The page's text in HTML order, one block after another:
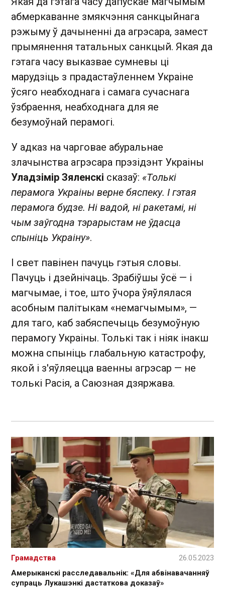
абмеркаванне змякчэння санкцыйнага
рэжыму ў дачыненні да агрэсара, замест
прымянення татальных санкцый. Якая да
гэтага часу выказвае сумневы ці
марудзіць з прадастаўленнем Украіне
ўсяго неабходнага і самага сучаснага
ўзбраення, неабходнага для яе
безумоўнай перамогі.
У адказ на чарговае абуральнае
злачынства агрэсара прэзідэнт Украіны
Уладзімір Зяленскі сказаў: «Толькі
перамога Украіны верне бяспеку. І гэтая
перамога будзе. Ні вадой, ні ракетамі, ні
чым заўгодна тэрарыстам не ўдасца
спыніць Украіну».
І свет павінен пачуць гэтыя словы.
Пачуць і дзейнічаць. Зрабіўшы ўсё — і
магчымае, і тое, што ўчора ўяўлялася
асобным палітыкам «немагчымым», —
для таго, каб забяспечыць безумоўную
перамогу Украіны. Толькі так і ніяк інакш
можна спыніць глабальную катастрофу,
якой і з'яўляецца ваенны агрэсар — не
толькі Расія, а Саюзная дзяржава.
Амерыканскі расследавальнік: «Для абвінавачанняў
супраць Лукашэнкі дастаткова доказаў»
Грамадства 26.05.2023